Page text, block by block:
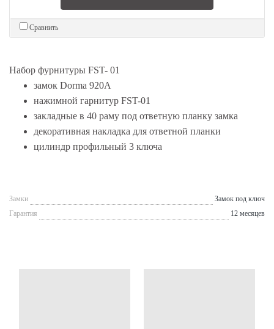
Сравнить
Набор фурнитуры FST- 01
замок Dorma 920A
нажимной гарнитур FST-01
закладные в 40 раму под ответную планку замка
декоративная накладка для ответной планки
цилиндр профильный 3 ключа
Замки
Замок под ключ
Гарантия
12 месяцев